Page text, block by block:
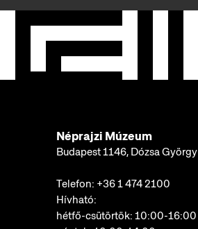
Néprajzi Múzeum
Budapest 1146, Dózsa
Telefon: +36 1 474 2100
Hívható:
hétfő-csütörtök: 10:00-16:00